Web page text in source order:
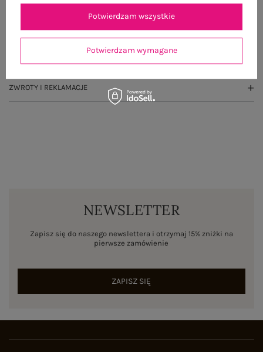
GŁÓWNE PARAMETRY
OPINIE O PRODUKCIE (2)
ZWROTY I REKLAMACJE
NEWSLETTER
Zapisz się do naszego newslettera i otrzymaj 15% zniżki na
pierwsze zamówienie
ZAPISZ SIĘ
Potwierdzam wymagane
Potwierdzam wszystkie